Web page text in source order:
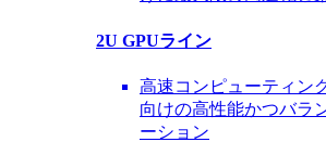
2U GPUライン
高速コンピューティン
向けの高性能かつバラ
ーション